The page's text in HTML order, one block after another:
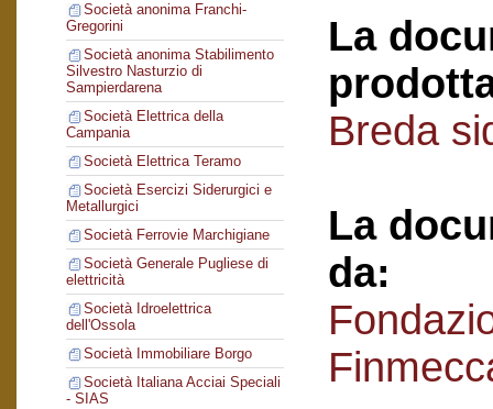
Società anonima Franchi-
Gregorini
Società anonima Stabilimento
Silvestro Nasturzio di
Sampierdarena
Società Elettrica della
Campania
Società Elettrica Teramo
Società Esercizi Siderurgici e
Metallurgici
Società Ferrovie Marchigiane
Società Generale Pugliese di
elettricità
Società Idroelettrica
dell'Ossola
Società Immobiliare Borgo
Società Italiana Acciai Speciali
- SIAS
La
Breda
La
da: